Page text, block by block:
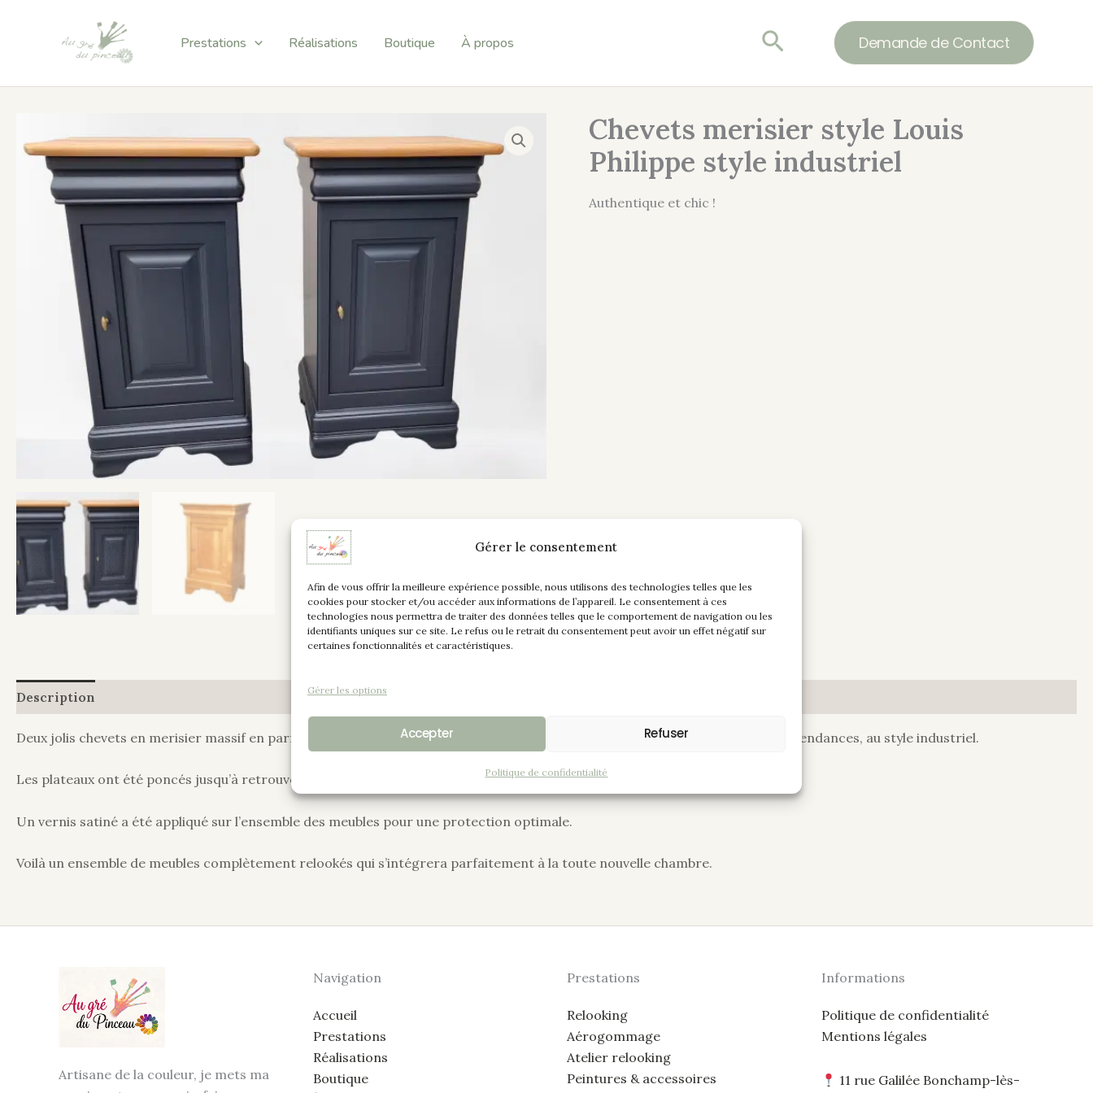
Gérer le consentement
Afin de vous offrir la meilleure expérience possible, nous utilisons des technologies telles que les
cookies pour stocker et/ou accéder aux informations de l’appareil. Le consentement à ces
technologies nous permettra de traiter des données telles que le comportement de navigation ou les
identifiants uniques sur ce site. Le refus ou le retrait du consentement peut avoir un effet négatif sur
certaines fonctionnalités et caractéristiques.
Gérer les options
Accepter Refuser
Politique de confidentialité
Prestations Réalisations Boutique À propos RechercherDemande de Contact
Chevets merisier style Louis
Philippe style industriel
Authentique et chic !
Description Informations complémentaires
Deux jolis chevets en merisier massif en parfait état qui ont toutefois changé de look, on les harmonise dans des coloris plus tendances, au style industriel.
Les plateaux ont été poncés jusqu’à retrouver le bois brut et les corps des chevets ont été peints en “Noir”.
Un vernis satiné a été appliqué sur l’ensemble des meubles pour une protection optimale.
Voilà un ensemble de meubles complètement relookés qui s’intégrera parfaitement à la toute nouvelle chambre.
Artisane de la couleur, je mets ma
Navigation
Accueil
Prestations
Réalisations
Boutique
Prestations
Relooking
Aérogommage
Atelier relooking
Peintures & accessoires
Informations
Politique de confidentialité
Mentions légales
11 rue Galilée Bonchamp-lès-